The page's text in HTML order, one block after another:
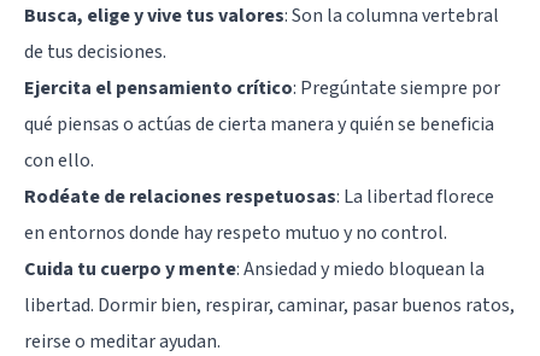
Busca, elige y vive tus valores: Son la columna vertebral
de tus decisiones.
Ejercita el pensamiento crítico: Pregúntate siempre por
qué piensas o actúas de cierta manera y quién se beneficia
con ello.
Rodéate de relaciones respetuosas: La libertad florece
en entornos donde hay respeto mutuo y no control.
Cuida tu cuerpo y mente: Ansiedad y miedo bloquean la
libertad. Dormir bien, respirar, caminar, pasar buenos ratos,
reirse o meditar ayudan.